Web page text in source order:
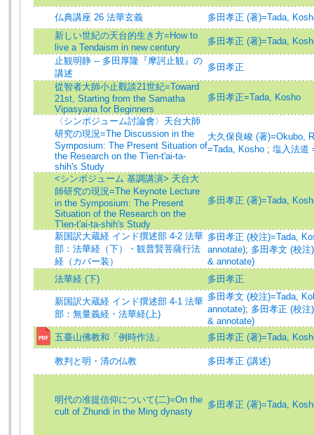
仏典講座 26 法華玄義
多田孝正 (著)=Tada,
新しい世紀の天台的生き方=How to
live a Tendaism in new century
多田孝正 (著)=Tada,
止観明静 -- 多田厚隆『摩訶止観』の
講述
多田孝正
從智者大師小止觀談21世紀=Toward
21st, Starting from the Samatha
Vipasyana for Beginners
多田孝正=Tada, Kosho
〈シンポジューム討論會〉天台大師
研究の現況=The Discussion in the
Symposium: The Present Situation of
the Research on the T'ien-t'ai-ta-
shih's Study
大久保良峻 (著)=Okubo,
=Tada, Kosho ; 塩入法道
<シンポジューム 基調講演> 天台大
師研究の現況=The Keynote Lecture
in the Symposium: The Present
Situation of the Research on the
T'ien-t'ai-ta-shih's Study
多田孝正 (著)=Tada,
新国訳大蔵経 インド撰述部 4-2 法華
部：法華経（下）・観普賢菩薩行法
経（カバー装）
多田孝正 (校注)=Tada,
annotate); 多田孝文 (校注
& annotate)
法華経 (下)
多田孝正
新国訳大蔵経 インド撰述部 4-1 法華
部：無量義経・法華経(上)
多田孝文 (校注)=Tada,
annotate); 多田孝正 (校
& annotate)
五臺山佛教和「例時作法」
多田孝正 (著)=Tada,
教判と明・清の仏教 多田孝正 (講述)
明代の准提信仰について(二)=On the
cult of Zhundi in the Ming dynasty
多田孝正 (著)=Tada,